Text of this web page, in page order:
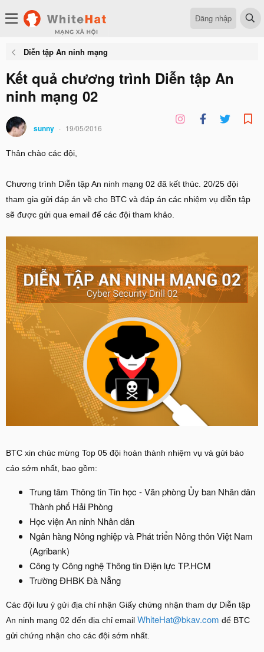
Đăng nhập
Diễn tập An ninh mạng
Kết quả chương trình Diễn tập An
ninh mạng 02
sunny 19/05/2016
Thân chào các đội,
Chương trình Diễn tập An ninh mạng 02 đã kết thúc. 20/25 đội
tham gia gửi đáp án về cho BTC và đáp án các nhiệm vụ diễn tập
sẽ được gửi qua email để các đội tham khảo.
BTC xin chúc mừng Top 05 đội hoàn thành nhiệm vụ và gửi báo
cáo sớm nhất, bao gồm:
Trung tâm Thông tin Tin học - Văn phòng Ủy ban Nhân dân
Thành phố Hải Phòng
Học viện An ninh Nhân dân
Ngân hàng Nông nghiệp và Phát triển Nông thôn Việt Nam
(Agribank)
Công ty Công nghệ Thông tin Điện lực TP.HCM
Trường ĐHBK Đà Nẵng
Các đội lưu ý gửi địa chỉ nhận Giấy chứng nhận tham dự Diễn tập
An ninh mạng 02 đến địa chỉ email WhiteHat@bkav.com để BTC
gửi chứng nhận cho các đội sớm nhất.